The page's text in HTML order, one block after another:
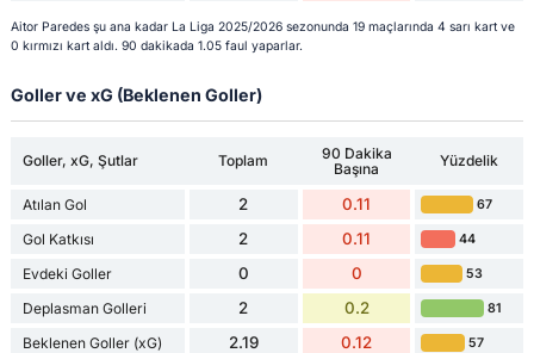
Aitor Paredes şu ana kadar La Liga 2025/2026 sezonunda 19 maçlarında 4 sarı kart ve
0 kırmızı kart aldı. 90 dakikada 1.05 faul yaparlar.
Goller ve xG (Beklenen Goller)
Goller, xG, Şutlar Toplam
90 Dakika
Başına
Yüzdelik
Atılan Gol 2 0.11 67
Gol Katkısı 2 0.11 44
Evdeki Goller 0 0 53
Deplasman Golleri 2 0.2 81
Beklenen Goller (xG) 2.19 0.12 57